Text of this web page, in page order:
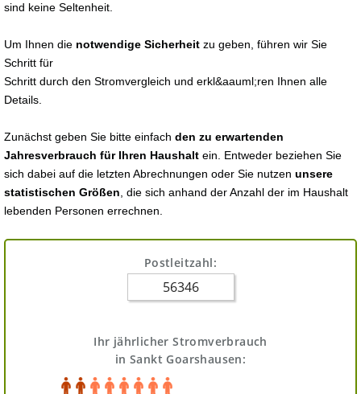
sind keine Seltenheit.
Um Ihnen die notwendige Sicherheit zu geben, führen wir Sie
Schritt für
Schritt durch den Stromvergleich und erkl&aauml;ren Ihnen alle
Details.
Zunächst geben Sie bitte einfach den zu erwartenden
Jahresverbrauch für Ihren Haushalt ein. Entweder beziehen Sie
sich dabei auf die letzten Abrechnungen oder Sie nutzen unsere
statistischen Größen , die sich anhand der Anzahl der im Haushalt
lebenden Personen errechnen.
Postleitzahl:
Ihr jährlicher Stromverbrauch
in Sankt Goarshausen: